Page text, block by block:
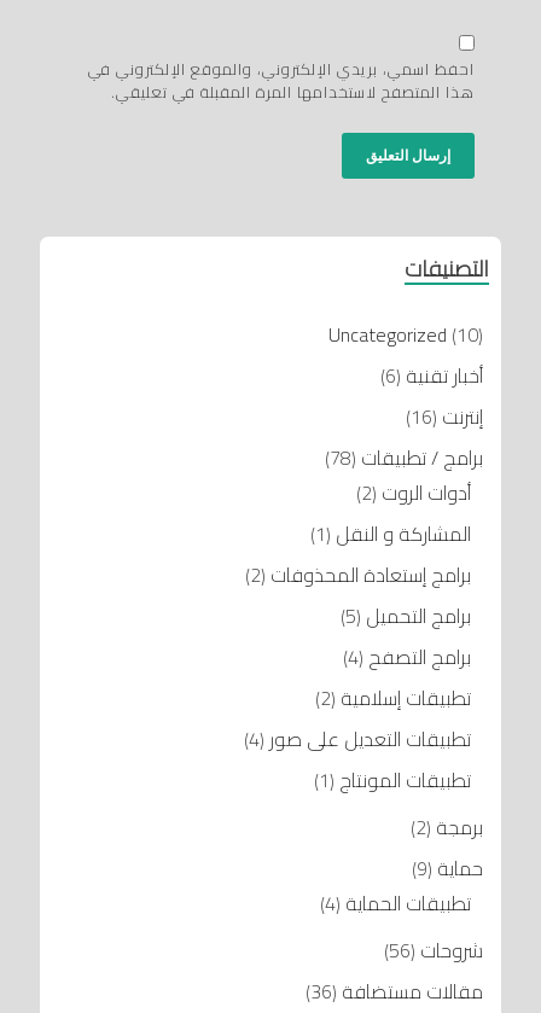
احفظ اسمي، بريدي الإلكتروني، والموقع الإلكتروني في
هذا المتصفح لاستخدامها المرة المقبلة في تعليقي.
التصنيفات
Uncategorized (10)
أخبار تقنية (6)
إنترنت (16)
برامج / تطبيقات (78)
أدوات الروت (2)
المشاركة و النقل (1)
برامج إستعادة المحذوفات (2)
برامج التحميل (5)
برامج التصفح (4)
تطبيقات إسلامية (2)
تطبيقات التعديل على صور (4)
تطبيقات المونتاج (1)
برمجة (2)
حماية (9)
تطبيقات الحماية (4)
شروحات (56)
مقالات مستضافة (36)